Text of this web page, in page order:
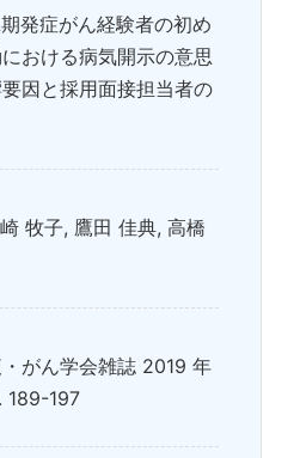
発症がん経験者の初め
おける病気開示の意思
因と採用面接担当者の
牧子, 鷹田 佳典, 高橋
がん学会雑誌 2019 年
189-197